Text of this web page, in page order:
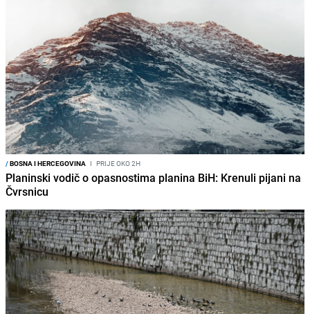
/BOSNA I HERCEGOVINA I PRIJE OKO 2H
Planinski vodič o opasnostima planina BiH: Krenuli pijani na
Čvrsnicu